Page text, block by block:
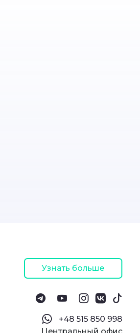
Узнать больше
‪+48 515 850 998‬